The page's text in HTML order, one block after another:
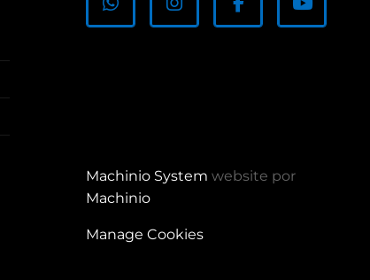
whatsappinstagramfacebook
Machinio System website por
Machinio
Manage Cookies